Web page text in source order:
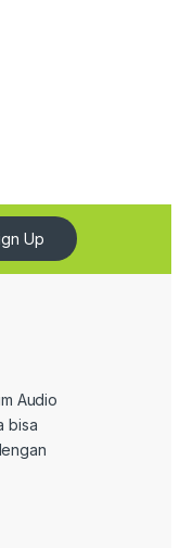
Up
Audio
bisa